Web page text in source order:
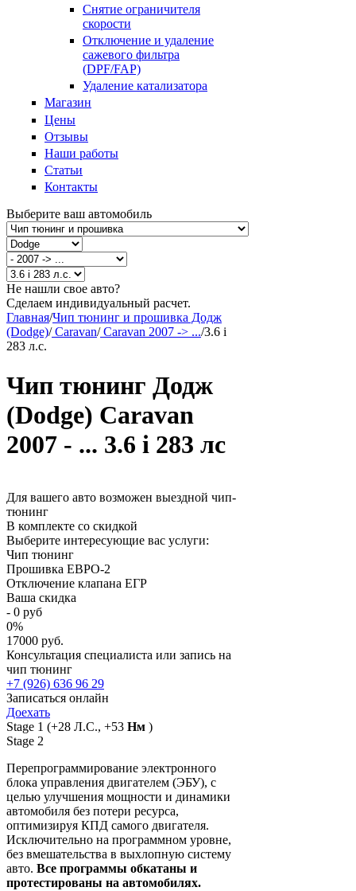
Снятие ограничителя
скорости
Отключение и удаление
сажевого фильтра
(DPF/FAP)
Удаление катализатора
Магазин
Цены
Отзывы
Наши работы
Статьи
Контакты
Выберите ваш автомобиль
Не нашли свое авто?
Сделаем индивидуальный расчет.
Главная/Чип тюнинг и прошивка Додж
(Dodge)/Caravan/Caravan 2007 -> .../3.6 i
283 л.с.
Чип тюнинг Додж
(Dodge) Caravan
2007 - ... 3.6 i 283 лс
Для вашего авто возможен выездной чип-
тюнинг
В комплекте со скидкой
Выберите интересующие вас услуги:
Чип тюнинг
Прошивка ЕВРО-2
Отключение клапана ЕГР
Ваша скидка
- 0 руб
0%
17000 руб.
Консультация специалиста или запись на
чип тюнинг
+7 (926) 636 96 29
Записаться онлайн
Доехать
Stage 1 (+28 Л.С., +53 Нм )
Stage 2
Перепрограммирование электронного
блока управления двигателем (ЭБУ), с
целью улучшения мощности и динамики
автомобиля без потери ресурса,
оптимизируя КПД самого двигателя.
Исключительно на программном уровне,
без вмешательства в выхлопную систему
авто. Все программы обкатаны и
протестированы на автомобилях.